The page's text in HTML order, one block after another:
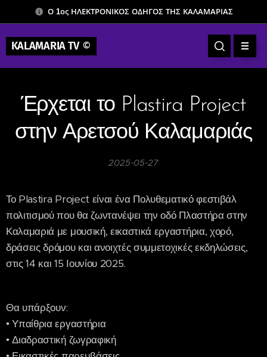
Ο 1ος ΗΛΕΚΤΡΟΝΙΚΟΣ ΟΔΗΓΟΣ ΤΗΣ ΚΑΛΑΜΑΡΙΑΣ
KALAMARIA TV©
Έρχεται το Plastira Project
στην Αρετσού Καλαμαριάς
2025-05-27
Το Plastira Project είναι ένα Πολυθεματικό φεστιβάλ
πολιτισμού που θα ζωντανέψει την οδό Πλαστήρα στην
Καλαμαριά με μουσική, εικαστικά εργαστήρια, χορό,
δράσεις δρόμου και ανοιχτές συμμετοχικές εκδηλώσεις,
στις 14 και 15 Ιουνίου 2025.
Θα υπάρξουν:
• Υπαίθρια εργαστήρια
• Διαδραστική ζωγραφική